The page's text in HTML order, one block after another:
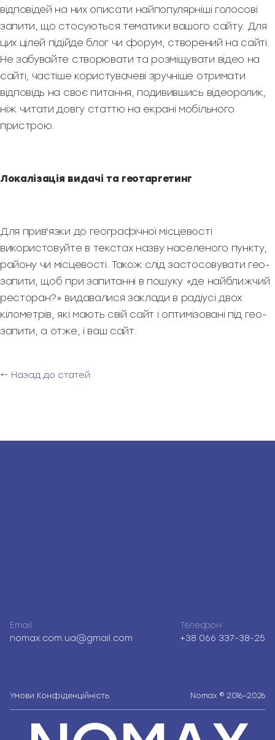
відповідей на них описати найпопулярніші голосові
запити, що стосуються тематики вашого сайту. Для
цих цілей підійде блог чи форум, створений на сайті.
Не забувайте створювати та розміщувати відео на
сайті, частіше користувачеві зручніше отримати
відповідь на своє питання, подивившись відеоролик,
ніж читати довгу статтю на екрані мобільного
пристрою.
Локалізація видачі та геотаргетинг
Для прив'язки до географічної місцевості
використовуйте в текстах назву населеного пункту,
району чи місцевості. Також слід застосовувати гео-
запити, щоб при запитанні в пошуку «де найближчий
ресторан?» видавалися заклади в радіусі двох
кілометрів, які мають свій сайт і оптимізовані під гео-
запити, а отже, і ваш сайт.
← Назад до статей
Email
nomax.com.ua@gmail.com
Телефон
+38 066 337-38-25
Умови Конфіденційність Nomax © 2016–2026